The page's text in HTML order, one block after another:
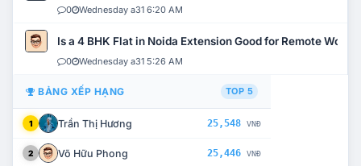
0 Wednesday a31 6:20 AM
Is a 4 BHK Flat in Noida Extension Good for Remote Work?
0 Wednesday a31 5:26 AM
BẢNG XẾP HẠNG TOP 5
1 Trần Thị Hương 25,548 VNĐ
2 Võ Hữu Phong 25,446 VNĐ